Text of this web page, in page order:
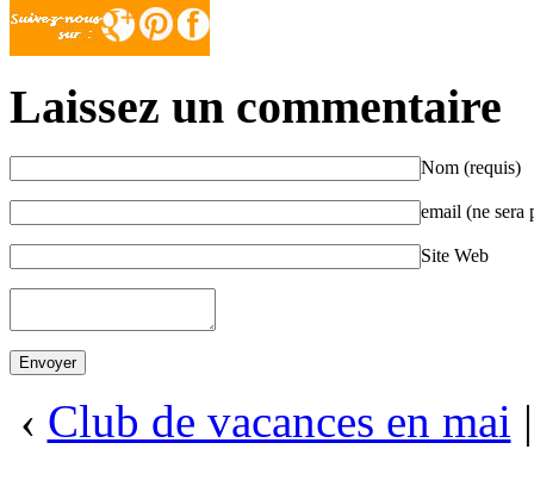
Laissez un commentaire
Nom (requis)
email (ne sera
Site Web
‹ Club de vacances en mai